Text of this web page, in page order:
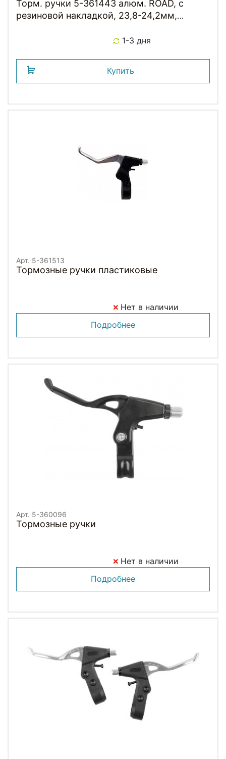
Торм. ручки 5-361443 алюм. ROAD, с
резиновой накладкой, 23,8-24,2мм,
1-3 дня
Купить
Арт. 5-361513
Тормозные ручки пластиковые
Нет в наличии
Подробнее
Арт. 5-360096
Тормозные ручки
Нет в наличии
Подробнее